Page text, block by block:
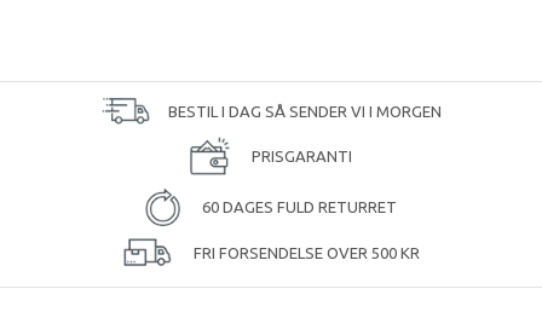
BESTIL I DAG SÅ SENDER VI I MORGEN
PRISGARANTI
60 DAGES FULD RETURRET
FRI FORSENDELSE OVER 500 KR